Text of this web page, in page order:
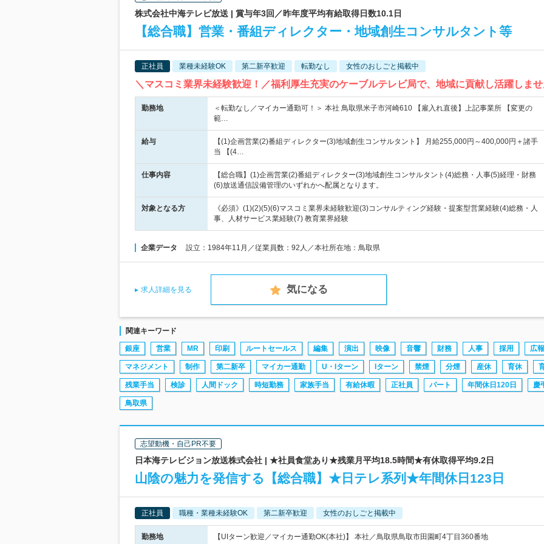
株式会社中海テレビ放送 | 賞与年3回／昨年度平均有給取得日数10.1日
【総合職】営業・番組ディレクター・地域創生コンサルタント等
正社員 業種未経験OK 第二新卒歓迎 転勤なし 女性のおしごと掲載中
＼マスコミ業界未経験歓迎！／福利厚生充実のケーブルテレビ局で、地域に貢献し活躍しま
勤務地
＜転勤なし／マイカー通勤可！＞ 本社 鳥取県米子市河崎610 【雇入れ直後】上記事業所 【変更の
範…
給与
【(1)企画営業(2)番組ディレクター(3)地域創生コンサルタント】 月給255,000円～400,000円＋諸手
当 【(4…
仕事内容
【総合職】(1)企画営業(2)番組ディレクター(3)地域創生コンサルタント(4)総務・人事(5)経理・財務
(6)放送通信設備管理のいずれかへ配属となります。
対象となる方
《必須》(1)(2)(5)(6)マスコミ業界未経験歓迎(3)コンサルティング経験・提案型営業経験(4)総務・人
事、人材サービス業経験(7) 教育業界経験
企業データ 設立：1984年11月／従業員数：92人／本社所在地：鳥取県
求人詳細を見る 気になる
関連キーワード
銀座 営業 MR 印刷 ルートセールス 編集 演出 映像 音響 財務 人事 採用 広報
マネジメント 制作 第二新卒 マイカー通勤 U・Iターン Iターン 禁煙 分煙 産休 育休
残業手当 検診 人間ドック 時短勤務 家族手当 有給休暇 正社員 パート 年間休日120日 慶
鳥取県
志望動機・自己PR不要
日本海テレビジョン放送株式会社 | ★社員食堂あり★残業月平均18.5時間★有休取得平均9.2日
山陰の魅力を発信する【総合職】★日テレ系列★年間休日123日
正社員 職種・業種未経験OK 第二新卒歓迎 女性のおしごと掲載中
勤務地 【UIターン歓迎／マイカー通勤OK(本社)】 本社／鳥取県鳥取市田園町4丁目360番地